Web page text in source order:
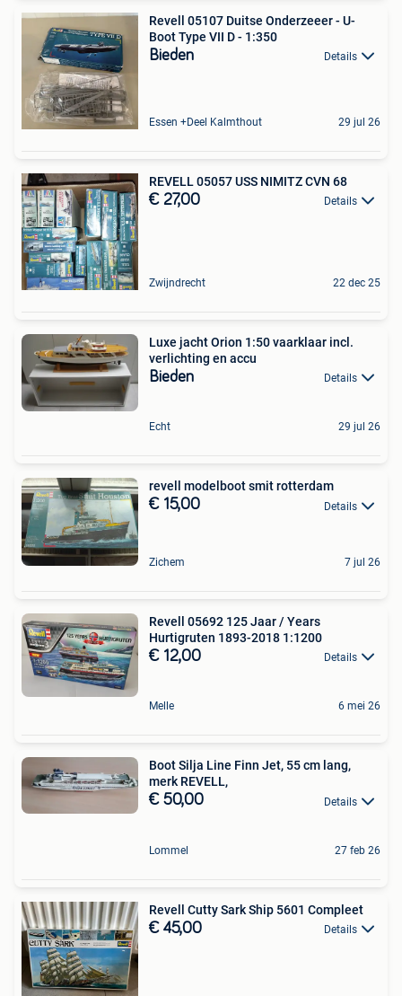
Revell 05107 Duitse Onderzeeer - U-
Boot Type VII D - 1:350
Bieden Details
Essen +Deel Kalmthout 29 jul 26
REVELL 05057 USS NIMITZ CVN 68
€ 27,00 Details
Zwijndrecht 22 dec 25
Luxe jacht Orion 1:50 vaarklaar incl.
verlichting en accu
Bieden Details
Echt 29 jul 26
revell modelboot smit rotterdam
€ 15,00 Details
Zichem 7 jul 26
Revell 05692 125 Jaar / Years
Hurtigruten 1893-2018 1:1200
€ 12,00 Details
Melle 6 mei 26
Boot Silja Line Finn Jet, 55 cm lang,
merk REVELL,
€ 50,00 Details
Lommel 27 feb 26
Revell Cutty Sark Ship 5601 Compleet
€ 45,00 Details